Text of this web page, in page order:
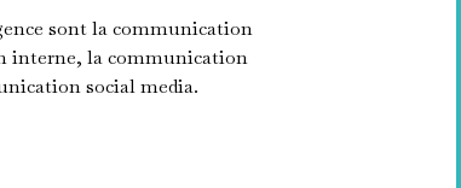
sont la communication
interne, la communication
social media.